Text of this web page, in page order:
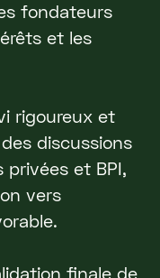
fondateurs
et les
rigoureux et
discussions
privées et BPI,
vers
finale de